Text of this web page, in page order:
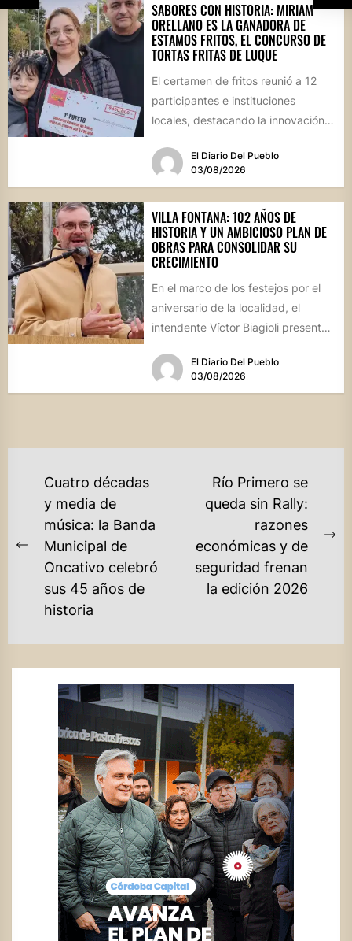
SABORES CON HISTORIA: MIRIAM
ORELLANO ES LA GANADORA DE
ESTAMOS FRITOS, EL CONCURSO DE
TORTAS FRITAS DE LUQUE
El certamen de fritos reunió a 12
participantes e instituciones
locales, destacando la innovación
El Diario Del Pueblo
03/08/2026
VILLA FONTANA: 102 AÑOS DE
HISTORIA Y UN AMBICIOSO PLAN DE
OBRAS PARA CONSOLIDAR SU
CRECIMIENTO
En el marco de los festejos por el
aniversario de la localidad, el
intendente Víctor Biagioli presentó
El Diario Del Pueblo
03/08/2026
NAVEGACIÓN
ENTRADAS
Previous
post:
Cuatro décadas
y media de
música: la Banda
Municipal de
Oncativo celebró
sus 45 años de
historia
Río Primero se
queda sin Rally:
razones
económicas y de
seguridad frenan
la edición 2026